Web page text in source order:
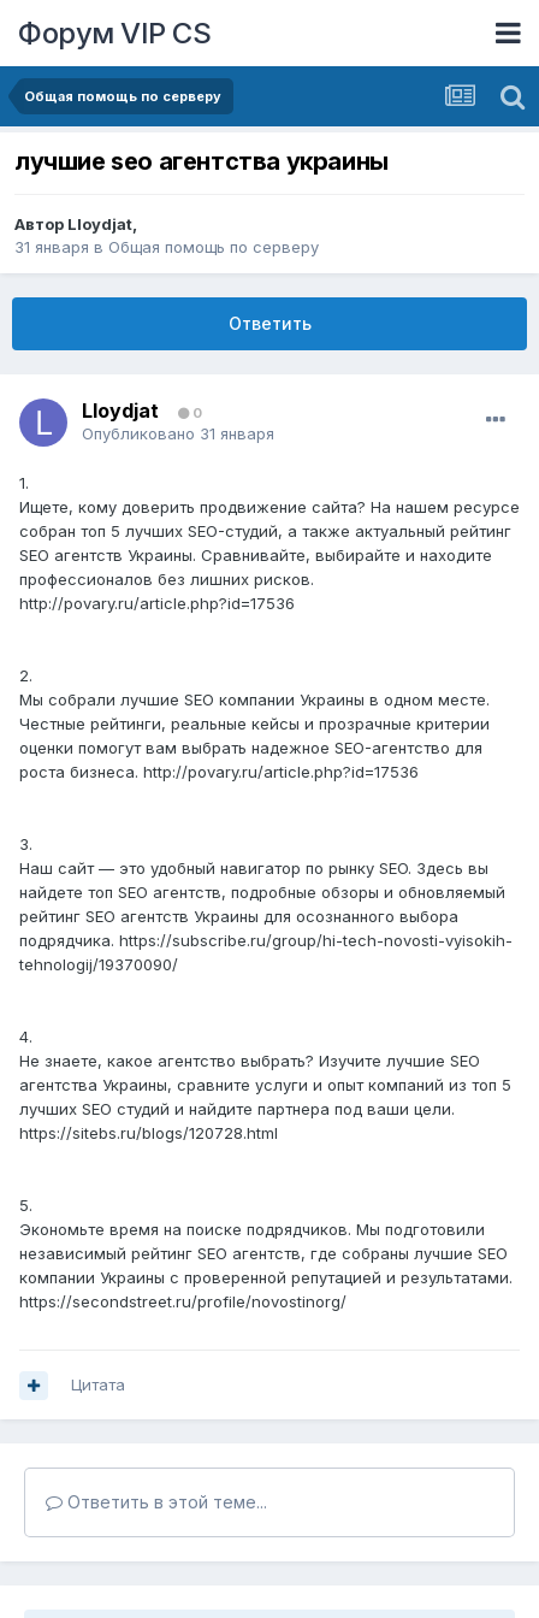
Форум VIP CS
Общая помощь по серверу
лучшие seo агентства украины
Автор Lloydjat,
31 января в Общая помощь по серверу
Ответить
Lloydjat 0
Опубликовано 31 января
1.
Ищете, кому доверить продвижение сайта? На нашем ресурсе
собран топ 5 лучших SEO-студий, а также актуальный рейтинг
SEO агентств Украины. Сравнивайте, выбирайте и находите
профессионалов без лишних рисков.
http://povary.ru/article.php?id=17536
2.
Мы собрали лучшие SEO компании Украины в одном месте.
Честные рейтинги, реальные кейсы и прозрачные критерии
оценки помогут вам выбрать надежное SEO-агентство для
роста бизнеса. http://povary.ru/article.php?id=17536
3.
Наш сайт — это удобный навигатор по рынку SEO. Здесь вы
найдете топ SEO агентств, подробные обзоры и обновляемый
рейтинг SEO агентств Украины для осознанного выбора
подрядчика. https://subscribe.ru/group/hi-tech-novosti-vyisokih-
tehnologij/19370090/
4.
Не знаете, какое агентство выбрать? Изучите лучшие SEO
агентства Украины, сравните услуги и опыт компаний из топ 5
лучших SEO студий и найдите партнера под ваши цели.
https://sitebs.ru/blogs/120728.html
5.
Экономьте время на поиске подрядчиков. Мы подготовили
независимый рейтинг SEO агентств, где собраны лучшие SEO
компании Украины с проверенной репутацией и результатами.
https://secondstreet.ru/profile/novostinorg/
Цитата
Ответить в этой теме...